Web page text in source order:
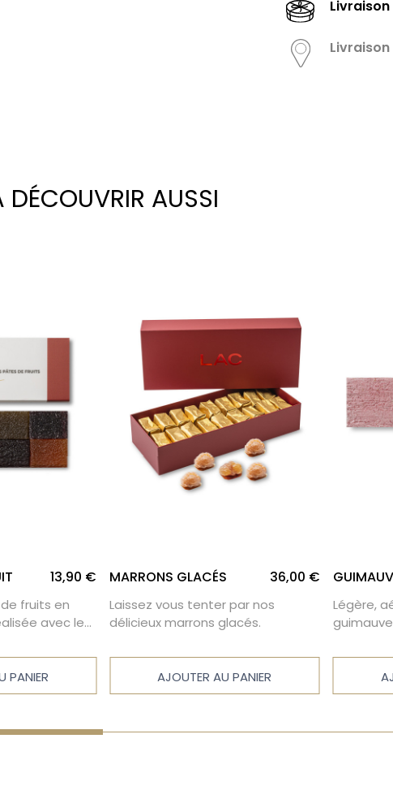
DÉCOUVRIR AUSSI
fruits en
avec le
fruits.
13,90 €
PANIER
MARRONS GLACÉS
Laissez vous tenter par nos
délicieux marrons glacés.
36,00 €
AJOUTER AU PANIER
Légère,